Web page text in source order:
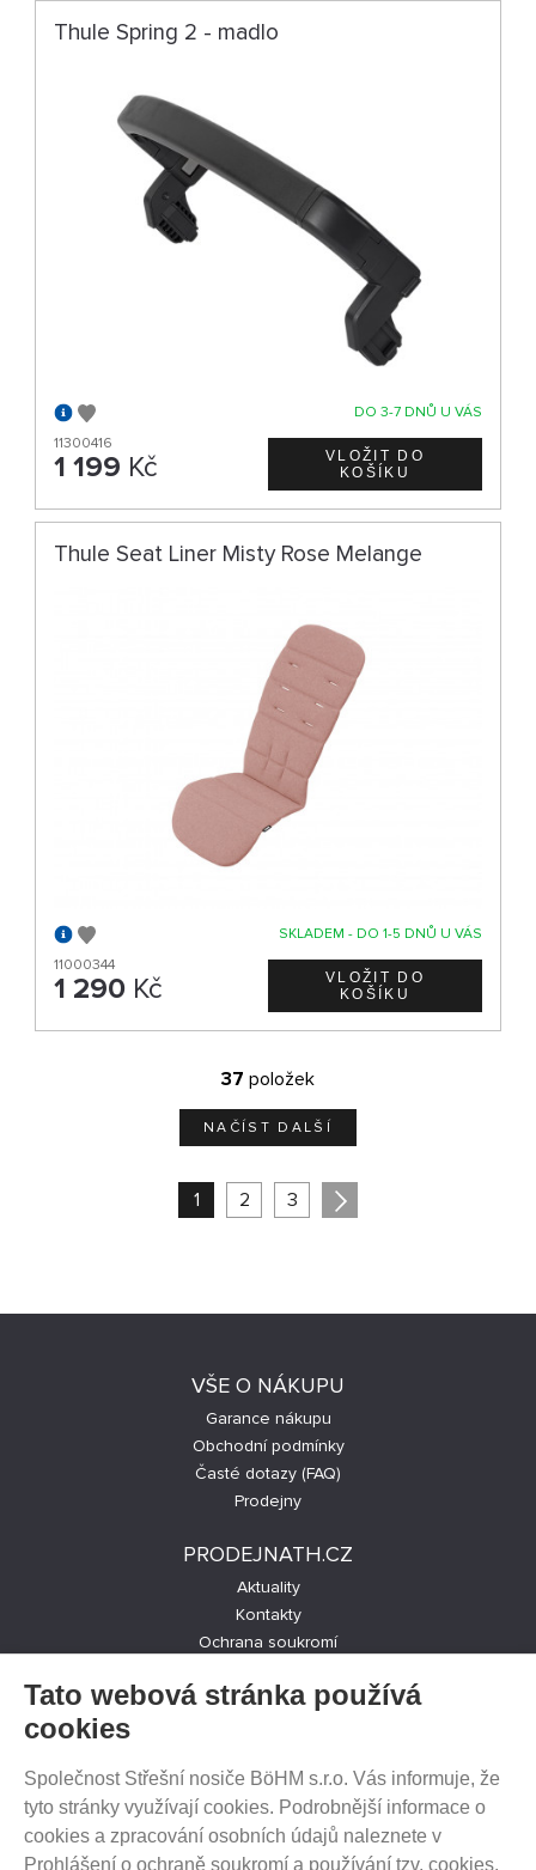
Thule Spring 2 - madlo
DO 3-7 DNŮ U VÁS
11300416
1 199 Kč
Thule Seat Liner Misty Rose Melange
SKLADEM - DO 1-5 DNŮ U VÁS
11000344
1 290 Kč
37 položek
NAČÍST DALŠÍ
1 2 3
VŠE O NÁKUPU
Garance nákupu
Obchodní podmínky
Časté dotazy (FAQ)
Prodejny
PRODEJNATH.CZ
Aktuality
Kontakty
Ochrana soukromí
SLEDUJTE NÁS NA SOCIÁLNÍCH SÍTÍCH
PRODEJ NA SPLÁTKY
Tato webová stránka používá
cookies
Společnost Střešní nosiče BöHM s.r.o. Vás informuje, že
tyto stránky využívají cookies. Podrobnější informace o
cookies a zpracování osobních údajů naleznete v
Prohlášení o ochraně soukromí a používání tzv. cookies.